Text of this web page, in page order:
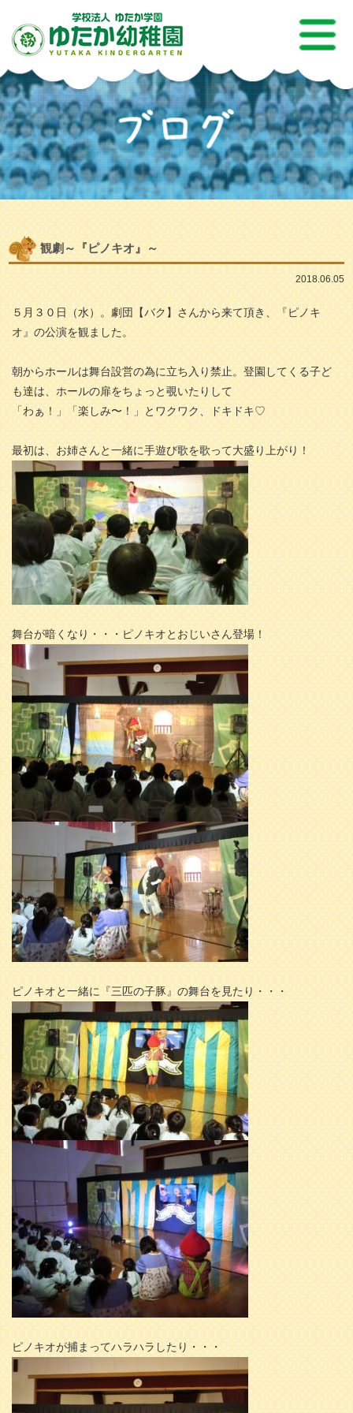
観劇～『ピノキオ』～
2018.06.05
５月３０日（水）。劇団【バク】さんから来て頂き、『ピノキ
オ』の公演を観ました。
朝からホールは舞台設営の為に立ち入り禁止。登園してくる子ど
も達は、ホールの扉をちょっと覗いたりして
「わぁ！」「楽しみ〜！」とワクワク、ドキドキ♡
最初は、お姉さんと一緒に手遊び歌を歌って大盛り上がり！
舞台が暗くなり・・・ピノキオとおじいさん登場！
ピノキオと一緒に『三匹の子豚』の舞台を見たり・・・
ピノキオが捕まってハラハラしたり・・・